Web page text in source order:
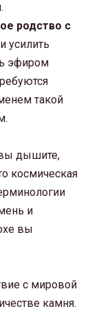
родство с
усилить
эфиром
такой
вы дышите,
космическая
и
вы
с мировой
камня.